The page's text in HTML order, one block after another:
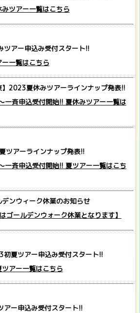
ツアー一覧はこちら
ツアー申込み受付スタート!!
一覧はこちら
】2023夏休みツアーラインナップ発表!!
一斉申込受付開始!! 夏休みツアー一覧は
ツアーラインナップ発表!!
一斉申込受付開始!! 夏ツアー一覧はこち
デンウィーク休業のお知らせ
ゴールデンウォーク休業となります】
初夏ツアー申込み受付スタート!!
アー一覧はこちら
アー申込み受付スタート!!